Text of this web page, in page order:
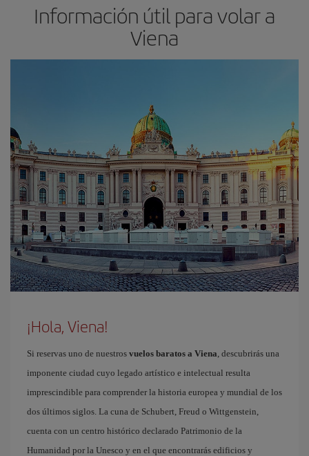
Información útil para volar a
Viena
¡Hola, Viena!
Si reservas uno de nuestros vuelos baratos a Viena, descubrirás una
imponente ciudad cuyo legado artístico e intelectual resulta
imprescindible para comprender la historia europea y mundial de los
dos últimos siglos. La cuna de Schubert, Freud o Wittgenstein,
cuenta con un centro histórico declarado Patrimonio de la
Humanidad por la Unesco y en el que encontrarás edificios y